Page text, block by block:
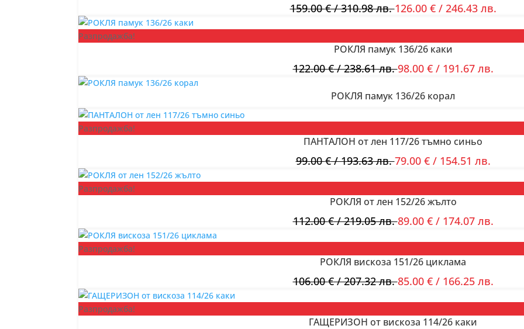
159.00€/ 310.98 лв.126.00 €/ 246.43 лв.
Разпродажба!
РОКЛЯ памук 136/26 каки
122.00€/ 238.61 лв.98.00 €/ 191.67 лв.
РОКЛЯ памук 136/26 корал
Разпродажба!
ПАНТАЛОН от лен 117/26 тъмно синьо
99.00€/ 193.63 лв.79.00 €/ 154.51 лв.
Разпродажба!
РОКЛЯ от лен 152/26 жълто
112.00€/ 219.05 лв.89.00 €/ 174.07 лв.
Разпродажба!
РОКЛЯ вискоза 151/26 циклама
106.00€/ 207.32 лв.85.00 €/ 166.25 лв.
Разпродажба!
ГАЩЕРИЗОН от вискоза 114/26 каки